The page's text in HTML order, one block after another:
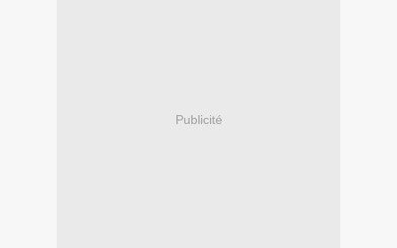
Publicité